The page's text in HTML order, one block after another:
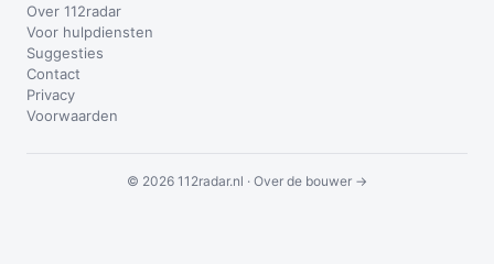
Over 112radar
Voor hulpdiensten
Suggesties
Contact
Privacy
Voorwaarden
© 2026 112radar.nl · Over de bouwer →